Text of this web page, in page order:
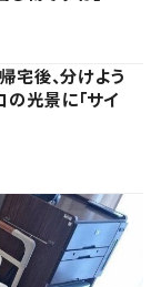
宅後、分けよう
光景に「サイ